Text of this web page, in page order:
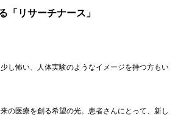
「リサーチナース」
少し怖い、人体実験のようなイメージを持つ方もい
の医療を創る希望の光。患者さんにとって、新し